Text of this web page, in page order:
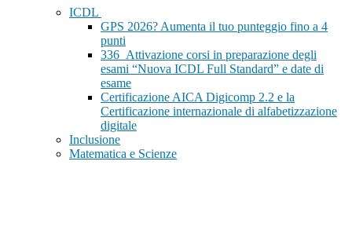
ICDL
GPS 2026? Aumenta il tuo punteggio fino a 4
punti
336_Attivazione corsi in preparazione degli
esami “Nuova ICDL Full Standard” e date di
esame
Certificazione AICA Digicomp 2.2 e la
Certificazione internazionale di alfabetizzazione
digitale
Inclusione
Matematica e Scienze